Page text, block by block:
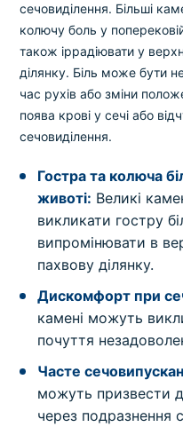
сечовиділення. Більші
колючу боль у
також іррадіювати у
ділянку. Біль може бути
час рухів або зміни
поява крові у сечі або
сечовиділення.
Гостра та колюча
животі: Великі
викликати гостру
випромінювати в
пахвову ділянку.
Дискомфорт при
камені можуть
почуття
Часте
можуть призвести
через подразнення